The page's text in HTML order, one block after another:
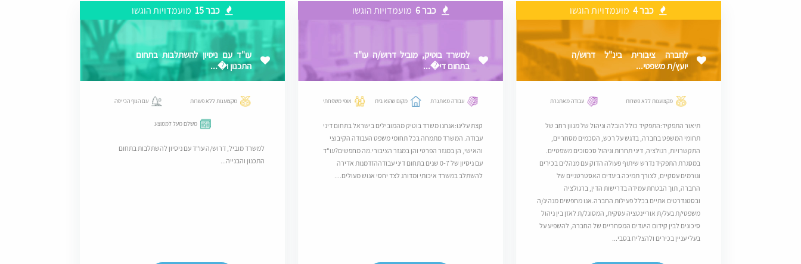
כבר 4 מועמדויות הוגשו
לחברה ציבורית בינ"ל דרוש/ה
יועץ/ת משפטי...
מקצוענות ללא פשרות עבודה מאתגרת
תיאור התפקיד:התפקיד כולל הובלה וניהול של מגוון רחב של
תחומי המשפט בחברה, בדגש על רכש, הסכמים מסחריים,
התקשרויות, רגולציה, דיני תחרות וניהול סכסוכים משפטיים.
במסגרת התפקיד נדרש שיתוף פעולה הדוק עם מנהלים בכירים
וגורמים עסקיים, לצורך תמיכה ביעדים האסטרטגיים של
החברה, תוך הבטחת עמידה בדרישות הדין, ברגולציה
ובסטנדרטים אתיים בכלל פעילות החברה.אנו מחפשים מנהיג/ה
משפטי/ת בעל/ת אוריינטציה עסקית, המסוגל/ת לאזן בין ניהול
סיכונים לבין קידום היעדים המסחריים של החברה, להשפיע על
בעלי עניין בכירים ולהצליח בסבי...
כבר 6 מועמדויות הוגשו
למשרד בוטיק, מוביל דרוש/ה עו"ד
בתחום די�...
עבודה מאתגרת מקום שהוא בית אופי משפחתי
קצת עלינו:אנחנו משרד בוטיק מהמובילים בישראל בתחום דיני
עבודה. המשרד מתמחה בכל תחומי משפט העבודה הקיבוצי
והאישי, הן במגזר הפרטי והן במגזר הציבורי.מה מחפשים?עו"ד
עם ניסיון של 0-7 שנים בתחום דיני עבודההזדמנות אדירה
להשתלב במשרד איכותי ומדורג לצד יחסי אנוש מעולים....
כבר 15 מועמדויות הוגשו
עו"ד עם ניסיון להשתלבות בתחום
התכנון ו�...
מקצוענות ללא פשרות עם הנוף הכי יפה
משלם מעל לממוצע
למשרד מוביל, דרוש/ה עו"ד עם ניסיון להשתלבות בתחום
התכנון והבנייה...